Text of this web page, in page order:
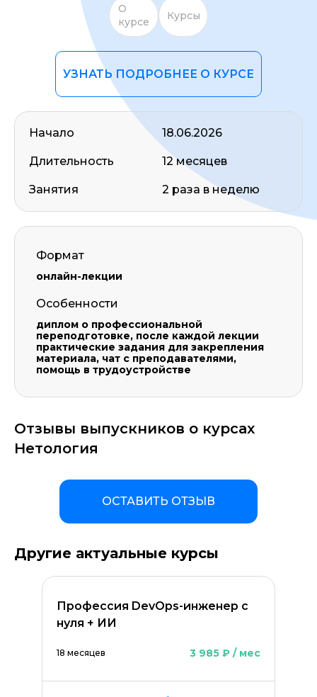
О
курсе
Курсы
УЗНАТЬ ПОДРОБНЕЕ О КУРСЕ
Начало
Длительность
Занятия
18.06.2026
12 месяцев
2 раза в неделю
Формат
онлайн-лекции
Особенности
диплом о профессиональной
переподготовке, после каждой лекции
практические задания для закрепления
материала, чат с преподавателями,
помощь в трудоустройстве
Отзывы выпускников о курсах
Нетология
ОСТАВИТЬ ОТЗЫВ
Другие актуальные курсы
Профессия DevOps-инженер с
нуля + ИИ
18 месяцев 3 985 ₽ / мес